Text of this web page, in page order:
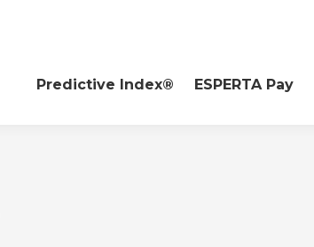
Predictive Index® ESPERTA Pay